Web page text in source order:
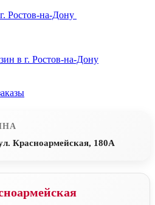
Ростов-на-Дону
в г. Ростов-на-Дону
Красноармейская, 180А